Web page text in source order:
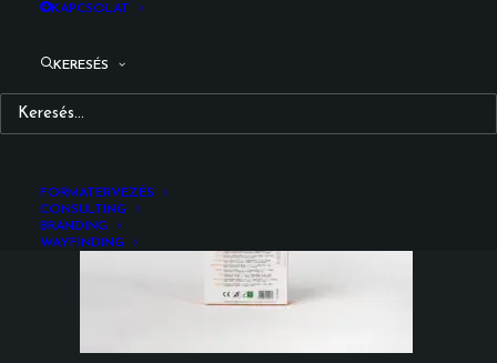
KAPCSOLAT
KERESÉS
FORMATERVEZÉS
CONSULTING
BRANDING
WAYFINDING